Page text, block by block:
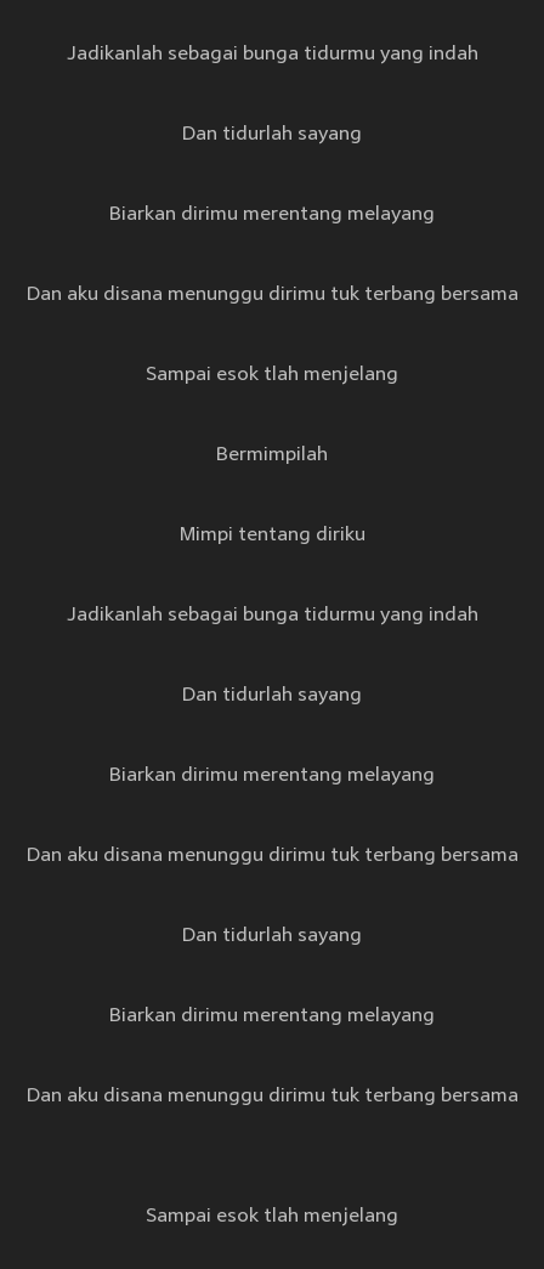
Jadikanlah sebagai bunga tidurmu yang indah
Dan tidurlah sayang
Biarkan dirimu merentang melayang
Dan aku disana menunggu dirimu tuk terbang bersama
Sampai esok tlah menjelang
Bermimpilah
Mimpi tentang diriku
Jadikanlah sebagai bunga tidurmu yang indah
Dan tidurlah sayang
Biarkan dirimu merentang melayang
Dan aku disana menunggu dirimu tuk terbang bersama
Dan tidurlah sayang
Biarkan dirimu merentang melayang
Dan aku disana menunggu dirimu tuk terbang bersama
Sampai esok tlah menjelang